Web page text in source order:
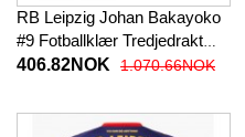
RB Leipzig Johan Bakayoko
#9 Fotballklær Tredjedrakt
2025-26 Kortermet
406.82NOK 1.070.66NOK